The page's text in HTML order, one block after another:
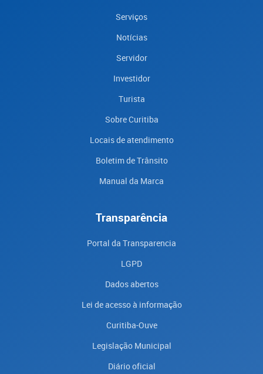
Serviços
Notícias
Servidor
Investidor
Turista
Sobre Curitiba
Locais de atendimento
Boletim de Trânsito
Manual da Marca
Transparência
Portal da Transparencia
LGPD
Dados abertos
Lei de acesso à informação
Curitiba-Ouve
Legislação Municipal
Diário oficial